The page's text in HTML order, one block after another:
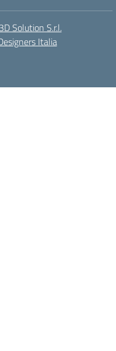
Solution S.r.l.
Italia